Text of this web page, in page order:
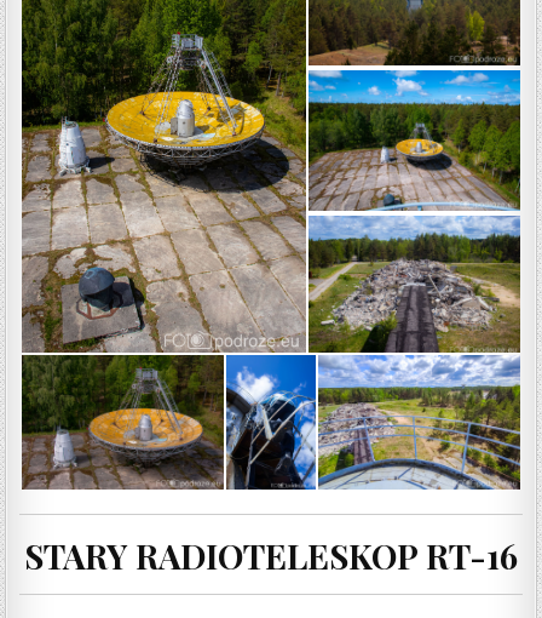
STARY RADIOTELESKOP RT-16